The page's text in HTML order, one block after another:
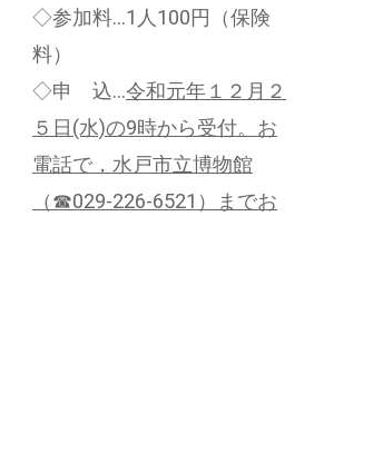
◇参加料…1人100円（保険
料）
◇申 込…令和元年１２ 月２
５日(水)の9時から受付。お
電話で，水戸市立博物館
（☎029-226-6521）までお